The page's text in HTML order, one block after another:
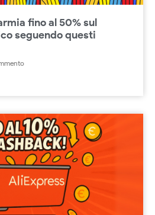
fino al 50% sul
seguendo questi